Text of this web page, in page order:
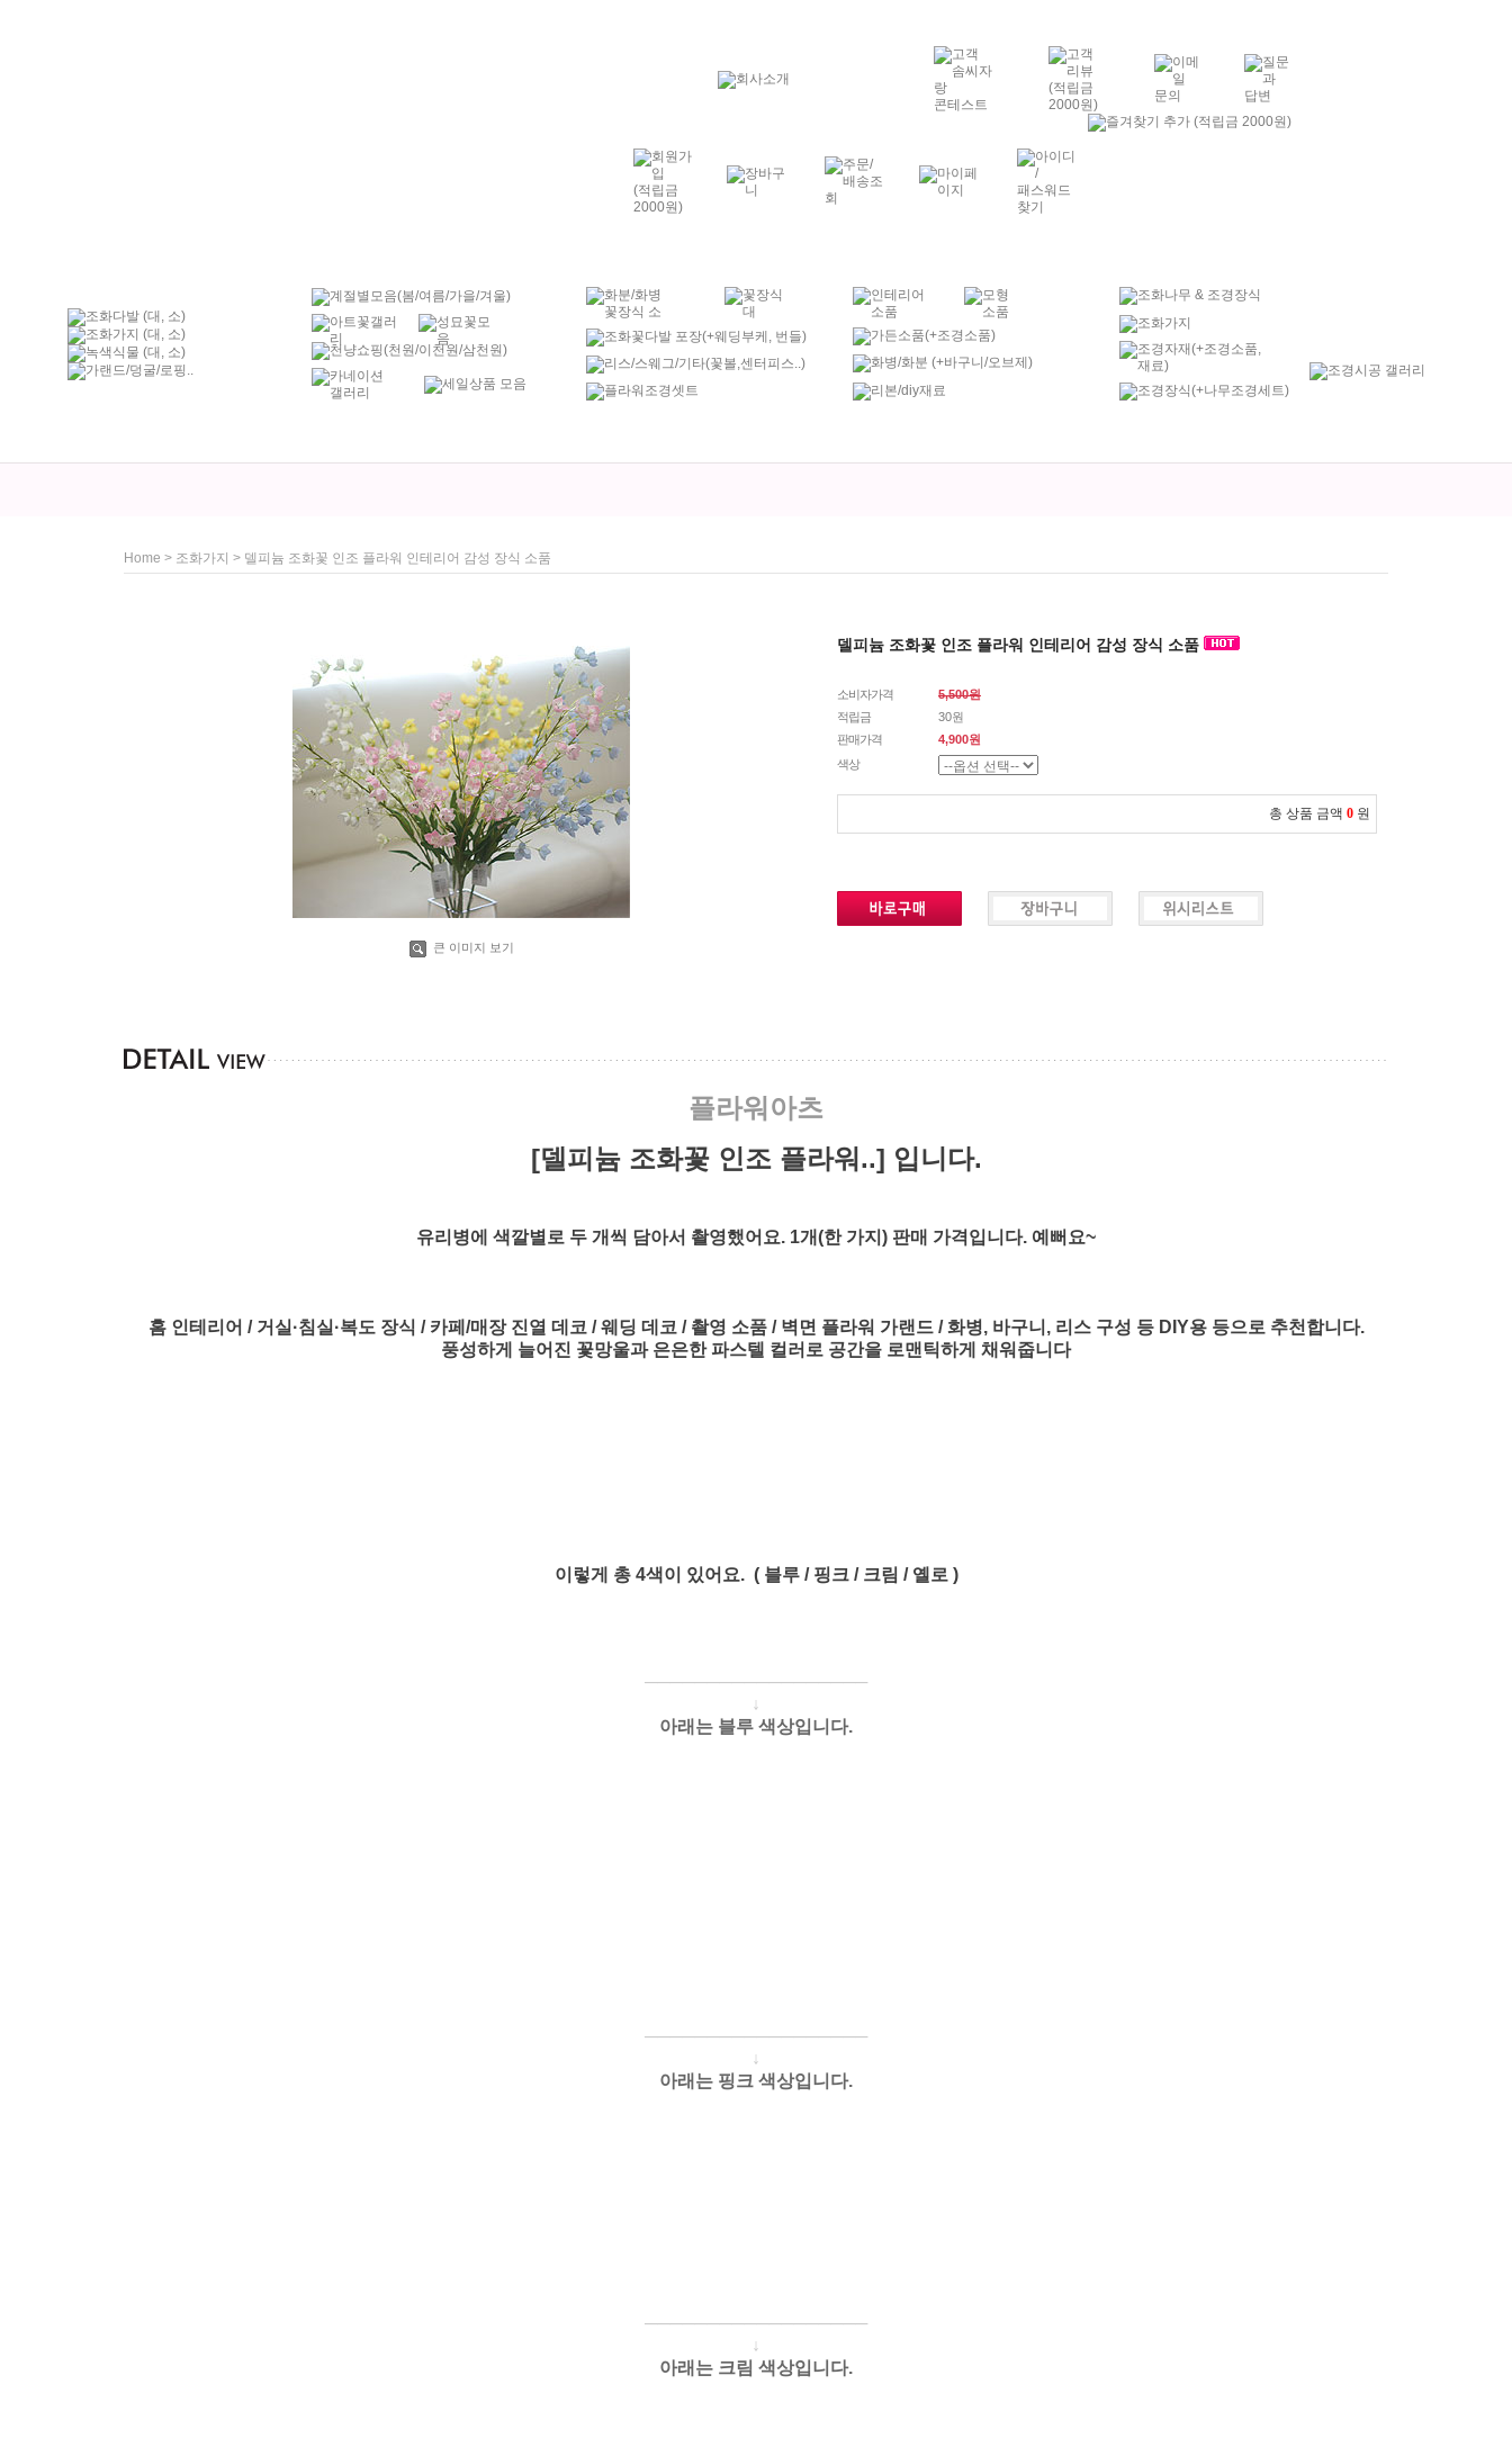
Home > 조화가지 > 델피늄 조화꽃 인조 플라워 인테리어 감성 장식 소품
큰 이미지 보기
델피늄 조화꽃 인조 플라워 인테리어 감성 장식 소품
소비자가격
5,500원
적립금
30원
판매가격
4,900원
색상
총 상품 금액 0 원
플라워아츠
[델피늄 조화꽃 인조 플라워..] 입니다.
유리병에 색깔별로 두 개씩 담아서 촬영했어요. 1개(한 가지) 판매 가격입니다. 예뻐요~
홈 인테리어 / 거실·침실·복도 장식 / 카페/매장 진열 데코 / 웨딩 데코 / 촬영 소품 / 벽면 플라워 가랜드 / 화병, 바구니, 리스 구성 등 DIY용 등으로 추천합니다.
풍성하게 늘어진 꽃망울과 은은한 파스텔 컬러로 공간을 로맨틱하게 채워줍니다
이렇게 총 4색이 있어요. ( 블루 / 핑크 / 크림 / 옐로 )
──────────────────
↓
아래는 블루 색상입니다.
──────────────────
↓
아래는 핑크 색상입니다.
──────────────────
↓
아래는 크림 색상입니다.